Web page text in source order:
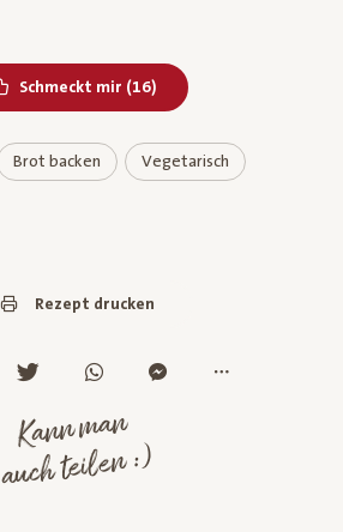
Schmeckt mir Bereits geliked
(16)
Brot backen Vegetarisch
Rezept drucken
Kann man
auch teilen :)